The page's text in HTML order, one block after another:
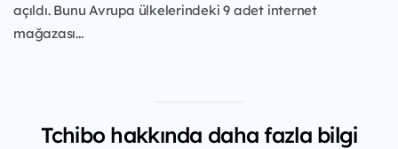
açıldı. Bunu Avrupa ülkelerindeki 9 adet internet
mağazası...
Tchibo hakkında daha fazla bilgi